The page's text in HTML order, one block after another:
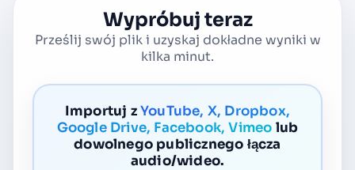
Wypróbuj teraz
Prześlij swój plik i uzyskaj dokładne wyniki w
kilka minut.
Importuj zYouTube, X, Dropbox,
Google Drive, Facebook, Vimeo lub
dowolnego publicznego łącza
audio/wideo.